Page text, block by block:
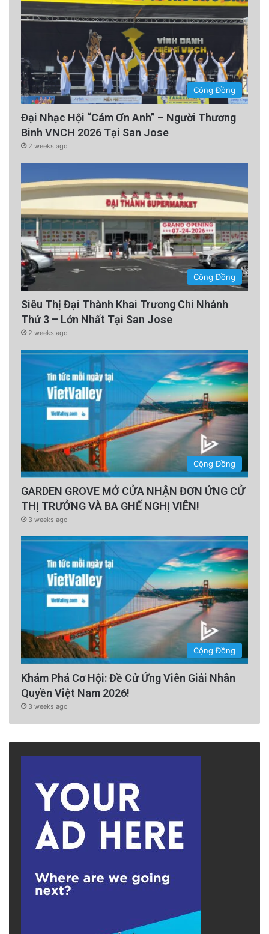
Cộng Đồng
Đại Nhạc Hội “Cám Ơn Anh” – Người Thương
Binh VNCH 2026 Tại San Jose
2 weeks ago
Cộng Đồng
Siêu Thị Đại Thành Khai Trương Chi Nhánh
Thứ 3 – Lớn Nhất Tại San Jose
2 weeks ago
Cộng Đồng
GARDEN GROVE MỞ CỬA NHẬN ĐƠN ỨNG CỬ
THỊ TRƯỞNG VÀ BA GHẾ NGHỊ VIÊN!
3 weeks ago
Cộng Đồng
Khám Phá Cơ Hội: Đề Cử Ứng Viên Giải Nhân
Quyền Việt Nam 2026!
3 weeks ago